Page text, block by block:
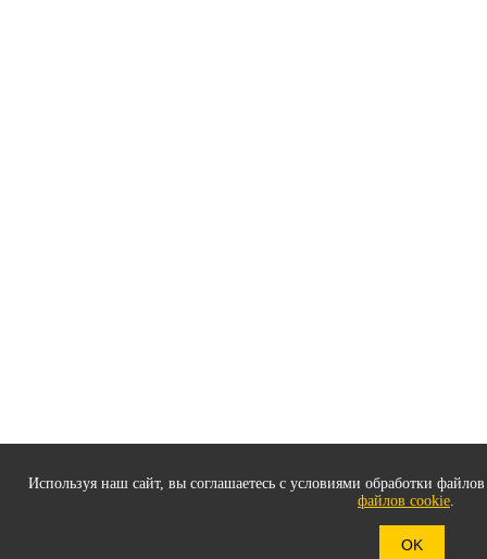
Используя наш сайт, вы соглашаетесь с условиями обработки
файлов cookie.
OK